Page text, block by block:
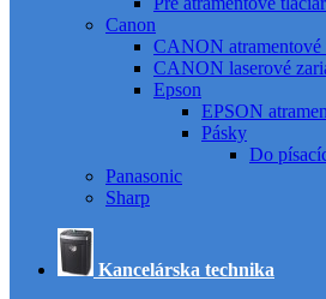
Canon
CANON atramentové
CANON laserové
Epson
EPSON
Pásky
Do
Panasonic
Sharp
Kancelárska technika